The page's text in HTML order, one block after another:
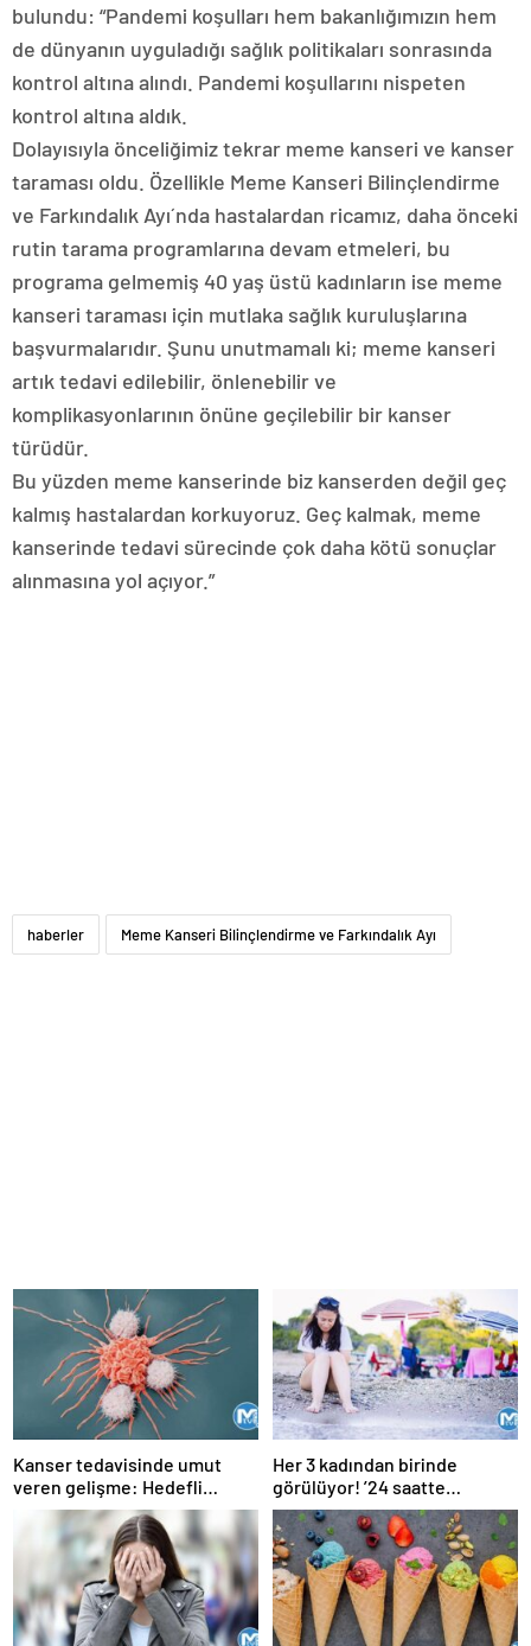
bulundu: “Pandemi koşulları hem bakanlığımızın hem
de dünyanın uyguladığı sağlık politikaları sonrasında
kontrol altına alındı. Pandemi koşullarını nispeten
kontrol altına aldık.
Dolayısıyla önceliğimiz tekrar meme kanseri ve kanser
taraması oldu. Özellikle Meme Kanseri Bilinçlendirme
ve Farkındalık Ayı´nda hastalardan ricamız, daha önceki
rutin tarama programlarına devam etmeleri, bu
programa gelmemiş 40 yaş üstü kadınların ise meme
kanseri taraması için mutlaka sağlık kuruluşlarına
başvurmalarıdır. Şunu unutmamalı ki; meme kanseri
artık tedavi edilebilir, önlenebilir ve
komplikasyonlarının önüne geçilebilir bir kanser
türüdür.
Bu yüzden meme kanserinde biz kanserden değil geç
kalmış hastalardan korkuyoruz. Geç kalmak, meme
kanserinde tedavi sürecinde çok daha kötü sonuçlar
alınmasına yol açıyor.”
haberler Meme Kanseri Bilinçlendirme ve Farkındalık Ayı
Kanser tedavisinde umut
veren gelişme: Hedefli
kemoterapi hapı
Her 3 kadından birinde
görülüyor! ’24 saatte
geçmiyorsa doktora
başvurulmalı’